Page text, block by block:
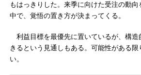
もはっきりした。来季に向けた受注の動
中で、覚悟の置き方が決まってくる。
利益目標を最優先に置いているが、構造
きるという見通しもある。可能性がある
い。